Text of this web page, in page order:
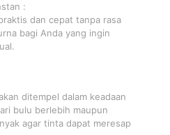
:
dan cepat tanpa rasa
bagi Anda yang ingin
ditempel dalam keadaan
bulu berlebih maupun
agar tinta dapat meresap